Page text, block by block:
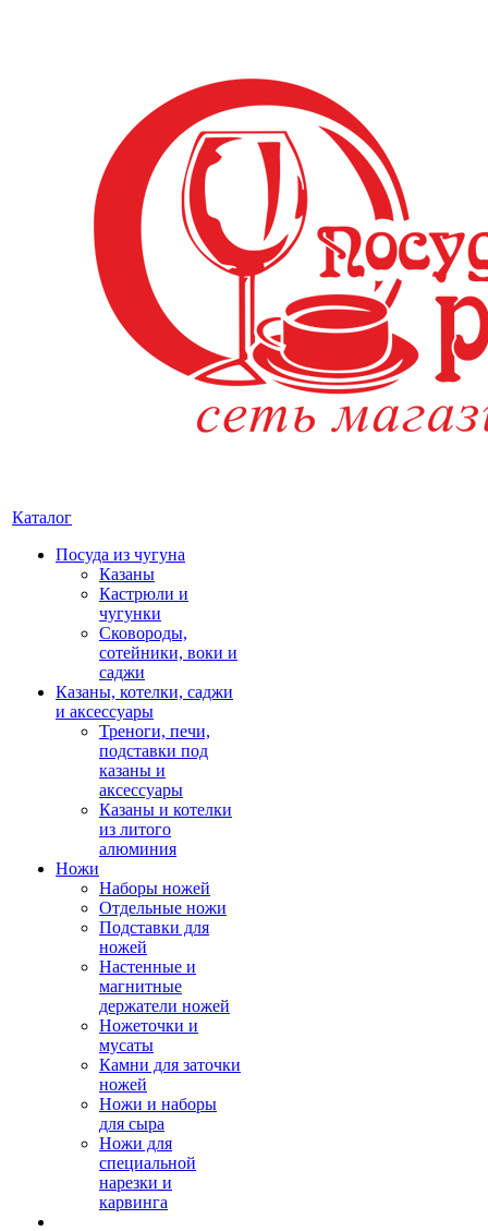
Каталог
Посуда из чугуна
Казаны
Кастрюли и
чугунки
Сковороды,
сотейники, воки и
саджи
Казаны, котелки, саджи
и аксессуары
Треноги, печи,
подставки под
казаны и
аксессуары
Казаны и котелки
из литого
алюминия
Ножи
Наборы ножей
Отдельные ножи
Подставки для
ножей
Настенные и
магнитные
держатели ножей
Ножеточки и
мусаты
Камни для заточки
ножей
Ножи и наборы
для сыра
Ножи для
специальной
нарезки и
карвинга